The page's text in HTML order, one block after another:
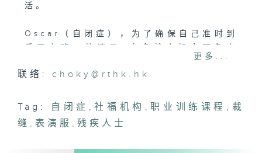
活。
Oscar（自闭症），为了确保自己准时到
门，花上两个多小时到达乐园上班，而他最
期待的是把清洁的工作做好后，下班时到乐
到乐园兼职的日子，他会到社福机构上学接
受职业训练课程，学习工作所需的各种技
更多...
联络: choky@rthk.hk
Tag: 自闭症 , 社福机构 , 职业训练课程 , 裁
缝 ,表演服 ,残疾人士